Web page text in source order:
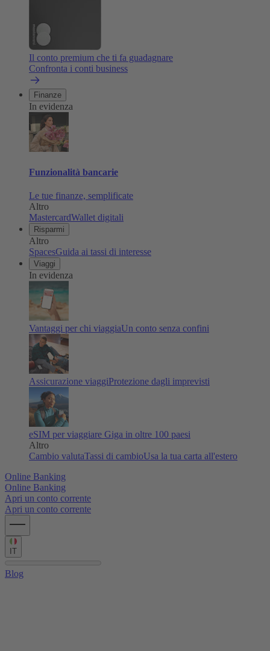
Il conto premium che ti fa guadagnare
Confronta i conti business
Finanze
In evidenza
Funzionalità bancarie
Le tue finanze, semplificate
Altro
MastercardWallet digitali
Risparmi
Altro
SpacesGuida ai tassi di interesse
Viaggi
In evidenza
Vantaggi per chi viaggiaUn conto senza confini
Assicurazione viaggiProtezione dagli imprevisti
eSIM per viaggiare Giga in oltre 100 paesi
Altro
Cambio valutaTassi di cambioUsa la tua carta all'estero
Online Banking
Online Banking
Apri un conto corrente
Apri un conto corrente
IT
Blog